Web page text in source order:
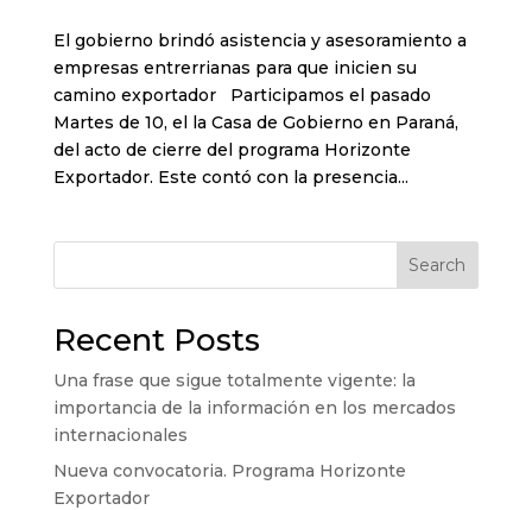
El gobierno brindó asistencia y asesoramiento a
empresas entrerrianas para que inicien su
camino exportador Participamos el pasado
Martes de 10, el la Casa de Gobierno en Paraná,
del acto de cierre del programa Horizonte
Exportador. Este contó con la presencia...
Search
Recent Posts
Una frase que sigue totalmente vigente: la
importancia de la información en los mercados
internacionales
Nueva convocatoria. Programa Horizonte
Exportador